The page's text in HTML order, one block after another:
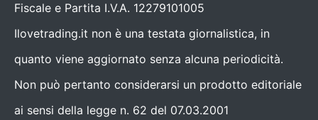
Fiscale e Partita I.V.A. 12279101005
Ilovetrading.it non è una testata giornalistica, in
quanto viene aggiornato senza alcuna periodicità.
Non può pertanto considerarsi un prodotto editoriale
ai sensi della legge n. 62 del 07.03.2001